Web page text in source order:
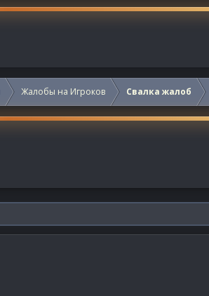
Жалобы на Игроков Свалка жалоб